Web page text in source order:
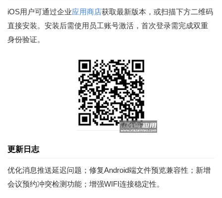
iOS用户可通过企业应用商店获取最新版本，或扫描下方二维码
直接安装。安装后需使用员工账号激活，首次登录需完成双重
身份验证。
更新日志
优化消息推送延迟问题；修复Android端文件预览兼容性；新增
会议预约冲突检测功能；增强WIFI连接稳定性。